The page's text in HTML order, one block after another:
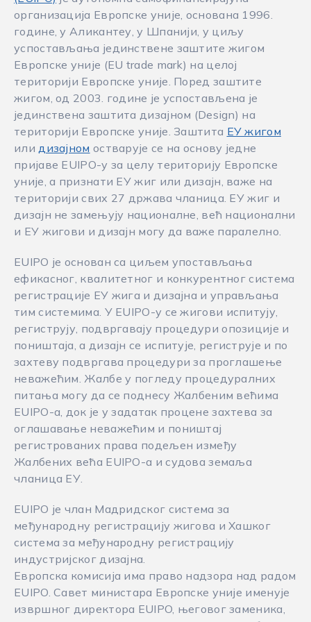
организација Европске уније, основана 1996.
године, у Аликантеу, у Шпанији, у циљу
успостављања јединствене заштите жигом
Европске уније (EU trade mark) на целој
територији Европске уније. Поред заштите
жигом, од 2003. године је успостављена је
јединствена заштита дизајном (Design) на
територији Европске уније. Заштита ЕУ жигом
илидизајном остварује се на основу једне
пријаве EUIPO-у за целу територију Европске
уније, а признати ЕУ жиг или дизајн, важе на
територији свих 27 држава чланица. ЕУ жиг и
дизајн не замењују националне, већ национални
и ЕУ жигови и дизајн могу да важе паралелно.
EUIPO је основан са циљем упостављања
ефикасног, квалитетног и конкурентног система
регистрације ЕУ жига и дизајна и управљања
тим системима. У EUIPO-у се жигови испитују,
региструју, подвргавају процедури опозиције и
поништаја, а дизајн се испитује, региструје и по
захтеву подвргава процедури за проглашење
неважећим. Жалбе у погледу процедуралних
питања могу да се поднесу Жалбеним већима
EUIPO-а, док је у задатак процене захтева за
оглашавање неважећим и поништај
регистрованих права подељен између
Жалбених већа EUIPO-а и судова земаља
чланица ЕУ.
EUIPO је члан Мадридског система за
међународну регистрацију жигова и Хашког
система за међународну регистрацију
индустријског дизајна.
Европска комисија има право надзора над радом
EUIPO. Савет министара Европске уније именује
извршног директора EUIPO, његовог заменика,